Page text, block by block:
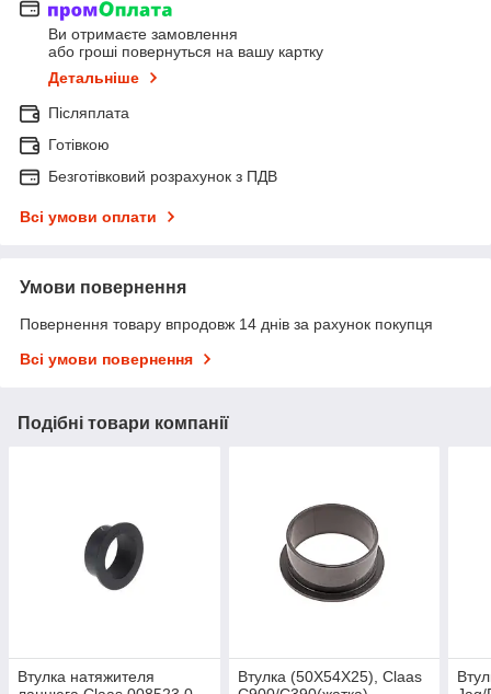
Ви отримаєте замовлення
або гроші повернуться на вашу картку
Детальніше
Післяплата
Готівкою
Безготівковий розрахунок з ПДВ
Всі умови оплати
Умови повернення
Повернення товару впродовж 14 днів за рахунок покупця
Всі умови повернення
Подібні товари компанії
Втулка натяжителя
Втулка (50X54X25), Claas